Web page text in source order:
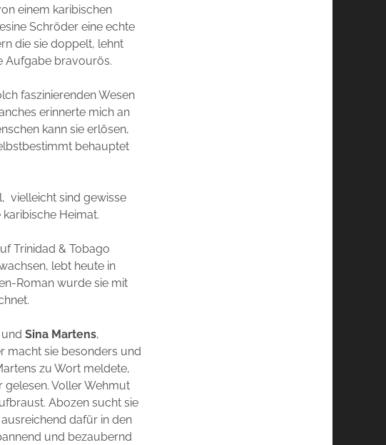
einem karibischen
Schröder eine echte
die sie doppelt, lehnt
Aufgabe bravourös.
faszinierenden Wesen
erinnerte mich an
kann sie erlösen,
behauptet
vielleicht sind gewisse
Heimat.
Trinidad & Tobago
lebt heute in
Roman wurde sie mit
undSina Martens,
macht sie besonders und
zu Wort meldete,
gelesen. Voller Wehmut
Abozen sucht sie
dafür in den
und bezaubernd